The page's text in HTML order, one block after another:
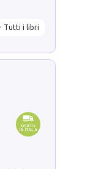
Tutti i libri